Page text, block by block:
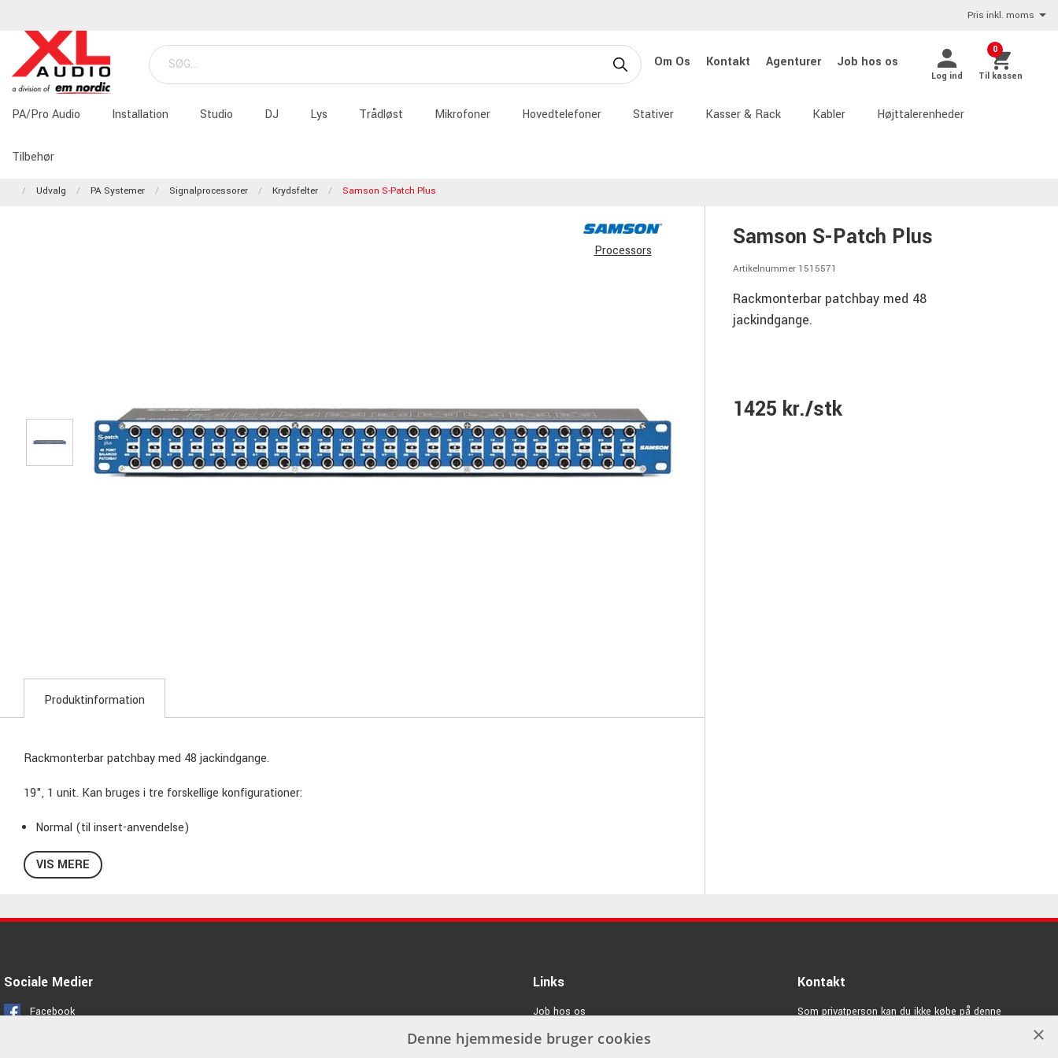
Pris inkl. moms
Om Os Kontakt Agenturer Job hos os
Log ind
0
Til kassen
PA/Pro Audio Installation Studio DJ Lys Trådløst Mikrofoner Hovedtelefoner Stativer Kasser & Rack Kabler Højttalerenheder
Tilbehør
Udvalg PA Systemer Signalprocessorer Krydsfelter Samson S-Patch Plus
Processors Samson S-Patch Plus
Artikelnummer 1515571
Rackmonterbar patchbay med 48
jackindgange.
1425 kr./stk
Produktinformation
Rackmonterbar patchbay med 48 jackindgange.
19", 1 unit. Kan bruges i tre forskellige konfigurationer:
Normal (til insert-anvendelse)
Through
VIS MERE
Sociale Medier
Facebook
Links
Job hos os
Om Os
Kontakt
Som privatperson kan du ikke købe på denne
hjemmeside, alt salg foregår gennem vores forhandlere.
×
Denne hjemmeside bruger cookies